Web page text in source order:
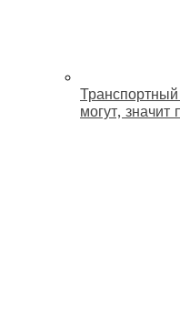
Транспортный
могут, значит